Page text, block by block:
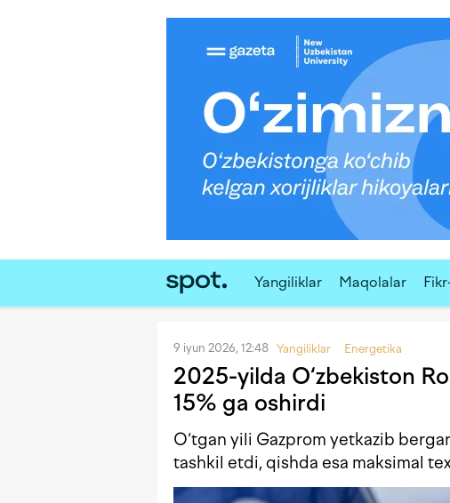
Yangiliklar Maqolalar
9 iyun 2026, 12:48 Yangiliklar Energetika
2025-yilda O‘zbekiston
15% ga oshirdi
O‘tgan yili Gazprom yetkazib
tashkil etdi, qishda esa maksimal